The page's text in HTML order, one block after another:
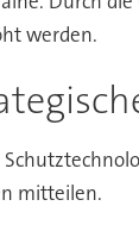
werden.
mitteilen.